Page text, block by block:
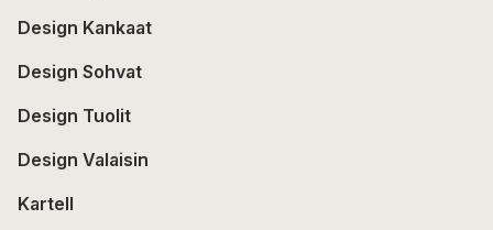
Design Kankaat
Design Sohvat
Design Tuolit
Design Valaisin
Kartell